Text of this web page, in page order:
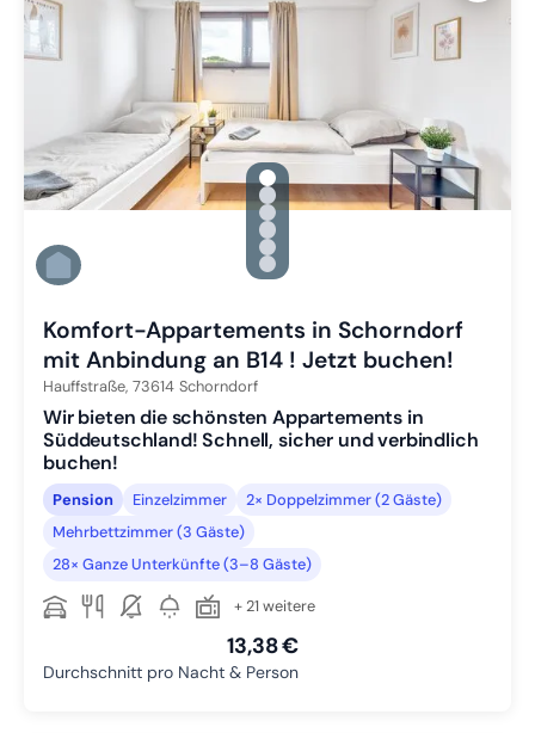
gallery.slide_selector
Zu Slide 1 wechseln
Zu Slide 2 wechseln
Zu Slide 3 wechseln
Zu Slide 4 wechseln
Zu Slide 5 wechseln
Zu Slide 6 wechseln
Komfort-Appartements in Schorndorf
mit Anbindung an B14 ! Jetzt buchen!
Hauffstraße, 73614 Schorndorf
Wir bieten die schönsten Appartements in
Süddeutschland! Schnell, sicher und verbindlich
buchen!
Pension Einzelzimmer
2× Doppelzimmer (2 Gäste)
Mehrbettzimmer (3 Gäste)
28× Ganze Unterkünfte (3–8 Gäste)
+ 21 weitere
13,38 €
Durchschnitt pro Nacht & Person